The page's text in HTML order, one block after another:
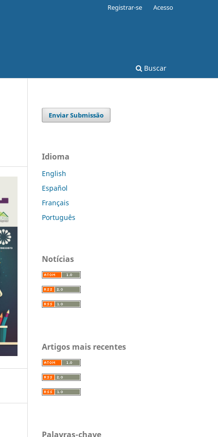
Buscar
Registrar-se Acesso
Enviar Submissão
Idioma
English
Español
Français
Português
Notícias
Artigos mais recentes
Palavras-chave